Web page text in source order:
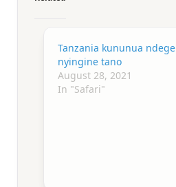
Tanzania kununua ndege
nyingine tano
August 28, 2021
In "Safari"